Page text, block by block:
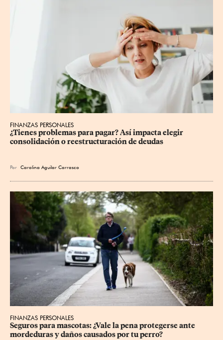
FINANZAS PERSONALES
¿Tienes problemas para pagar? Así impacta elegir
consolidación o reestructuración de deudas
Por Carolina Aguilar Carrasco
FINANZAS PERSONALES
Seguros para mascotas: ¿Vale la pena protegerse ante
mordeduras y daños causados por tu perro?